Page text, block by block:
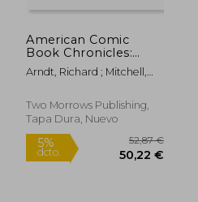
American Comic
Book Chronicles:
1945-1949 (en Inglés)
Arndt, Richard ; Mitchell,
Two Morrows Publishing,
Tapa Dura, Nuevo